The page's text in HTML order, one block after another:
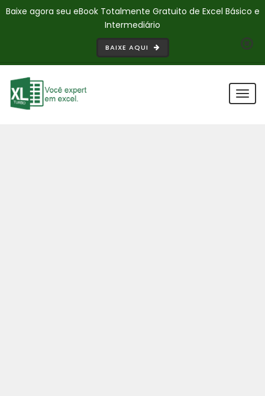
Baixe agora seu eBook Totalmente Gratuito de Excel Básico e
Intermediário
BAIXE AQUI